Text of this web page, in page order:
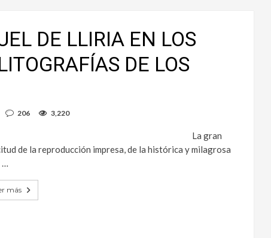
DE LLIRIA EN LOS
DE LOS
206 3,220
gran
de la reproducción impresa, de la histórica y milagrosa
…
más